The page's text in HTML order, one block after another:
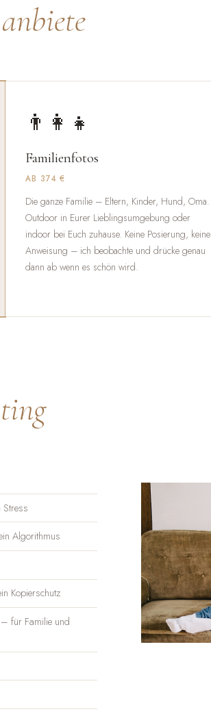
anbiete
👨‍👩‍👧
Familienfotos
AB 374 €
Die ganze Familie – Eltern, Kinder, Hund, Oma.
Outdoor in Eurer Lieblingsumgebung oder
indoor bei Euch zuhause. Keine Posierung, keine
Anweisung – ich beobachte und drücke genau
dann ab wenn es schön wird.
Stress
Algorithmus
Kopierschutz
– für Familie und